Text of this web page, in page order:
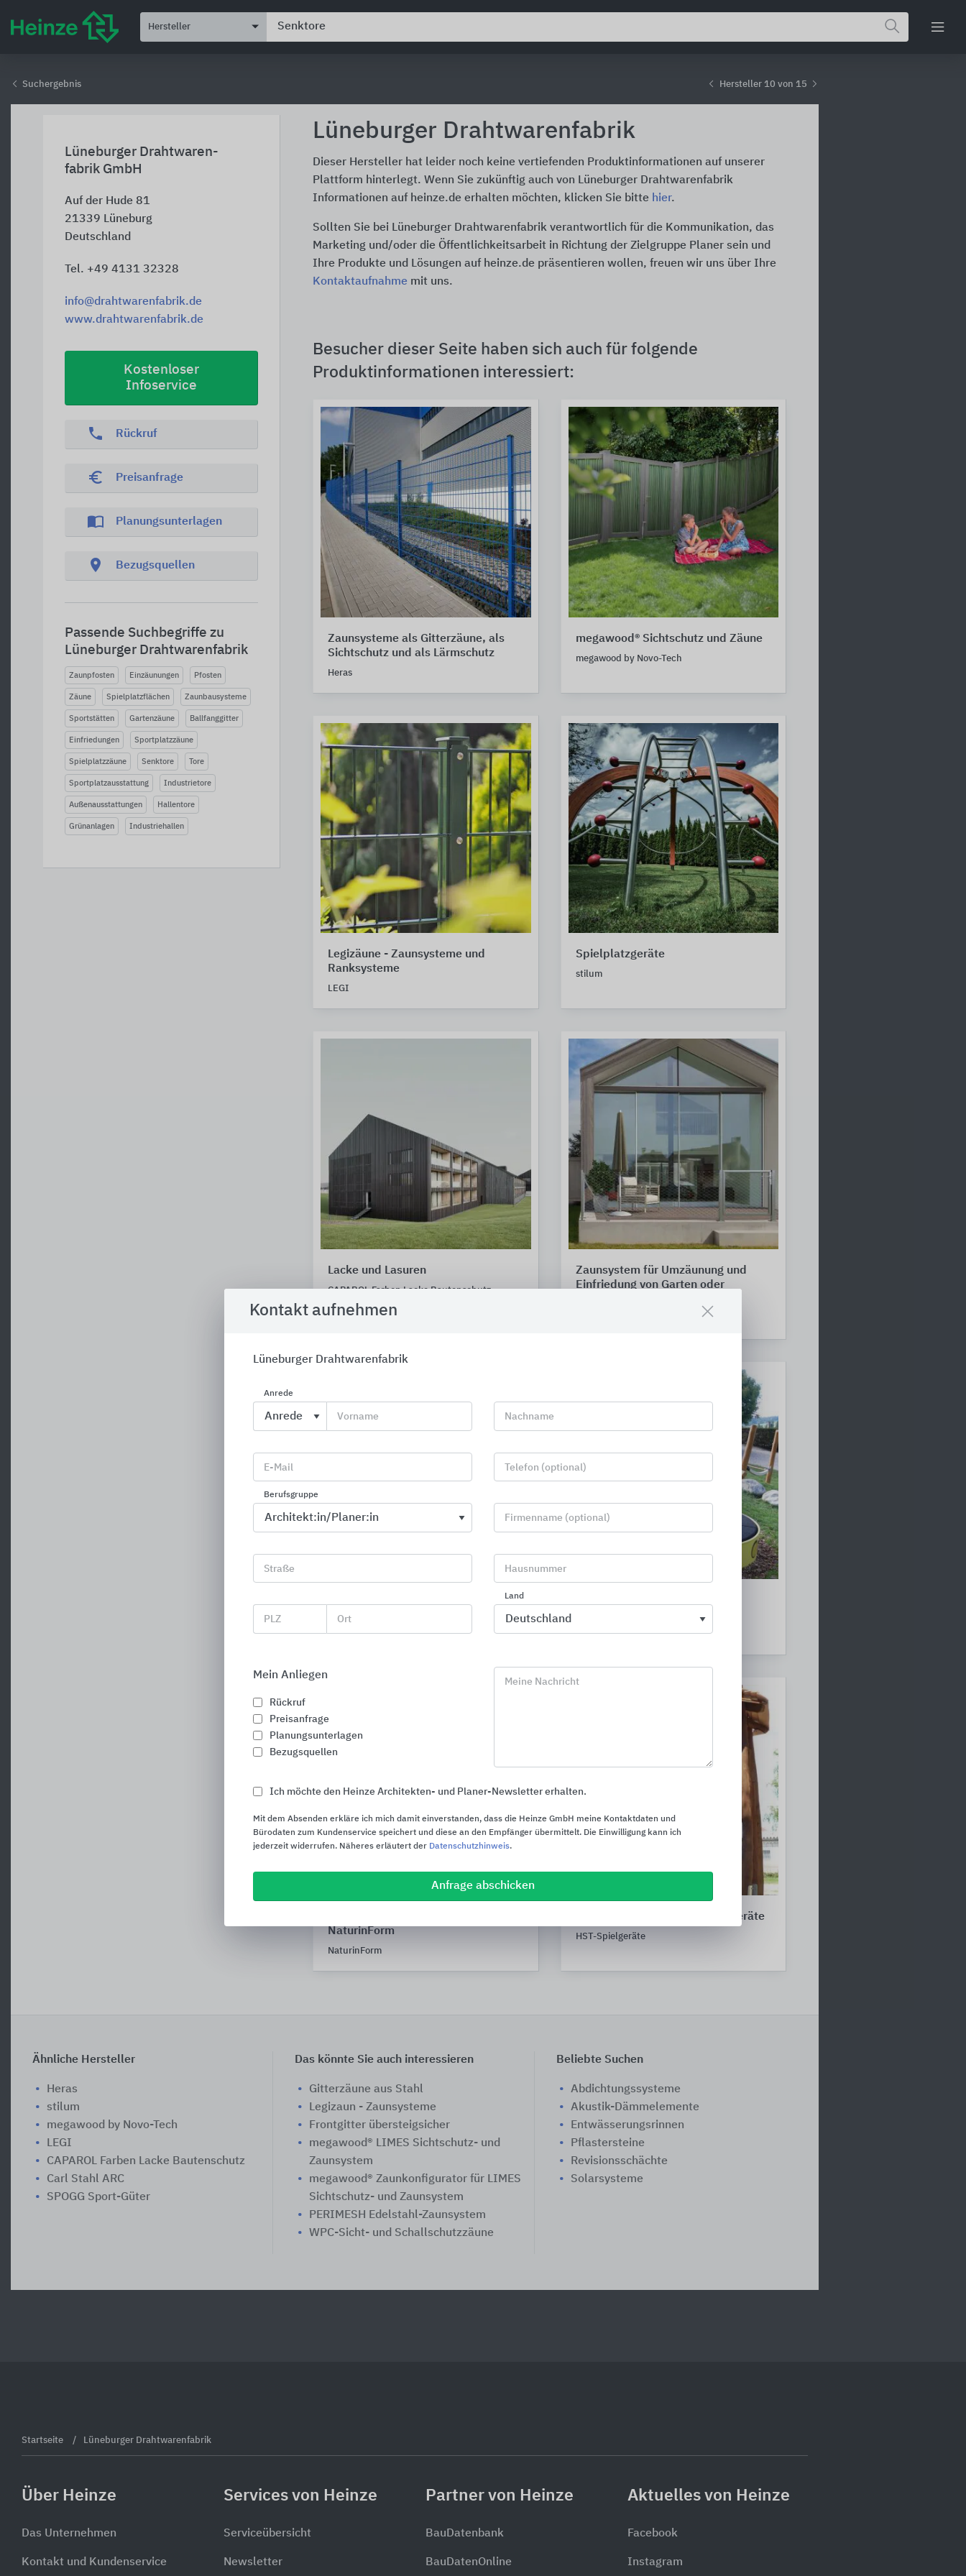
Hersteller
Suchergebnis Hersteller 10 von 15
Lüneburger Drahtwaren-
fabrik GmbH
Auf der Hude 81
21339 Lüneburg
Deutschland
Tel. +49 4131 32328
info@drahtwarenfabrik.de
www.drahtwarenfabrik.de
Kostenloser
Infoservice
phone Rückruf
euro_symbol Preisanfrage
import_contacts Planungsunterlagen
location_on Bezugsquellen
Passende Suchbegriffe zu
Lüneburger Drahtwarenfabrik
Zaunpfosten Einzäunungen Pfosten
Zäune Spielplatzflächen Zaunbausysteme
Sportstätten Gartenzäune Ballfanggitter
Einfriedungen Sportplatzzäune
Spielplatzzäune Senktore Tore
Sportplatzausstattung Industrietore
Außenausstattungen Hallentore
Grünanlagen Industriehallen
Lüneburger Drahtwarenfabrik
Dieser Hersteller hat leider noch keine vertiefenden Produktinformationen auf unserer
Plattform hinterlegt. Wenn Sie zukünftig auch von Lüneburger Drahtwarenfabrik
Informationen auf heinze.de erhalten möchten, klicken Sie bitte hier.
Sollten Sie bei Lüneburger Drahtwarenfabrik verantwortlich für die Kommunikation, das
Marketing und/oder die Öffentlichkeitsarbeit in Richtung der Zielgruppe Planer sein und
Ihre Produkte und Lösungen auf heinze.de präsentieren wollen, freuen wir uns über Ihre
Kontaktaufnahme mit uns.
Besucher dieser Seite haben sich auch für folgende
Produktinformationen interessiert:
Zaunsysteme als Gitterzäune, als
Sichtschutz und als Lärmschutz
Heras
megawood® Sichtschutz und Zäune
megawood by Novo-Tech
Legizäune - Zaunsysteme und
Ranksysteme
LEGI
Spielplatzgeräte
stilum
Lacke und Lasuren
CAPAROL Farben Lacke Bautenschutz
Zaunsystem für Umzäunung und
Einfriedung von Garten oder
Drehkreuzen und Schranken
Heras
NaturinForm
NaturinForm
Spielplatz- und Spielanlagengeräte
HST-Spielgeräte
Ähnliche Hersteller
Heras
stilum
megawood by Novo-Tech
LEGI
CAPAROL Farben Lacke Bautenschutz
Carl Stahl ARC
SPOGG Sport-Güter
Das könnte Sie auch interessieren
Gitterzäune aus Stahl
Legizaun - Zaunsysteme
Frontgitter übersteigsicher
megawood® LIMES Sichtschutz- und
Zaunsystem
megawood® Zaunkonfigurator für LIMES
Sichtschutz- und Zaunsystem
PERIMESH Edelstahl-Zaunsystem
WPC-Sicht- und Schallschutzzäune
Beliebte Suchen
Abdichtungssysteme
Akustik-Dämmelemente
Entwässerungsrinnen
Pflastersteine
Revisionsschächte
Solarsysteme
Kontakt aufnehmen
Lüneburger Drahtwarenfabrik
Anrede
Vorname Nachname
E-Mail Telefon (optional)
Berufsgruppe
Firmenname (optional)
Straße Hausnummer
PLZ Ort
Land
Mein Anliegen
Rückruf
Preisanfrage
Planungsunterlagen
Bezugsquellen
Meine Nachricht
Ich möchte den Heinze Architekten- und Planer-Newsletter erhalten.
Mit dem Absenden erkläre ich mich damit einverstanden, dass die Heinze GmbH meine Kontaktdaten und
Bürodaten zum Kundenservice speichert und diese an den Empfänger übermittelt. Die Einwilligung kann ich
jederzeit widerrufen. Näheres erläutert der Datenschutzhinweis.
Anfrage abschicken
Startseite Lüneburger Drahtwarenfabrik
Über Heinze
Das Unternehmen
Kontakt und Kundenservice
Services von Heinze
Serviceübersicht
Newsletter
Partner von Heinze
BauDatenbank
BauDatenOnline
Aktuelles von Heinze
Facebook
Instagram